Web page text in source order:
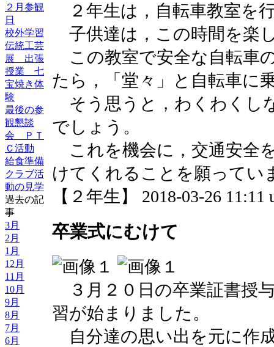
２月参観
日
校外学習
伝統工芸
展 出張
授業 七
宝焼き体
験
最後の参
観懇談
会 ＰＴ
Ｃ活動
給食準備
クラブ活
動の見学
過去の記
事
3月
2月
1月
12月
11月
10月
9月
8月
7月
6月
２年生は，自転車教室を
子供達は，この時間を楽
この教室で安全な自転車
たら，「堂々」と自転車に
そう思うと，わくわくし
でしょう。
これを機会に，交通安全
けてくれることを願ってい
【２年生】 2018-03-26 11:11
卒業式にむけて
３月２０日の卒業証書授
習が始まりました。
自分達の思い出を元に作